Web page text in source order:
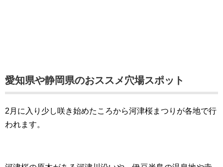
愛知県や静岡県のおススメ穴場スポット
2月に入り少し咲き始めたころから河津桜まつりが各地で行
われます。